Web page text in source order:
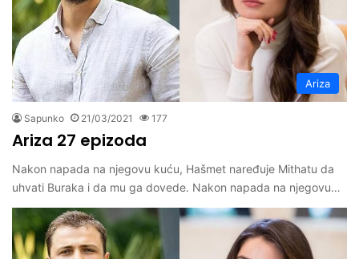
Ariza
Sapunko 21/03/2021 177
Ariza 27 epizoda
Nakon napada na njegovu kuću, Hašmet naređuje Mithatu da
uhvati Buraka i da mu ga dovede. Nakon napada na njegovu…